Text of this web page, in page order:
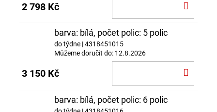
2 798 Kč
barva: bílá, počet polic: 5 polic
do týdne | 4318451015
Můžeme doručit do: 12.8.2026
3 150 Kč
barva: bílá, počet polic: 6 polic